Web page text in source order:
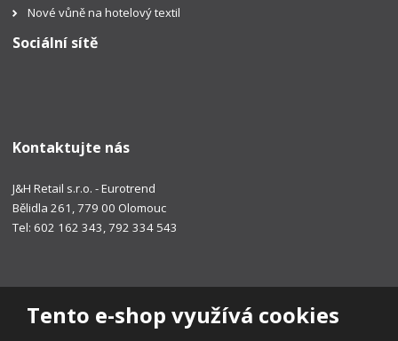
Tento e-shop využívá cookies
Nové vůně na hotelový textil
Sociální sítě
Kontaktujte nás
J&H Retail s.r.o. - Eurotrend
Bělidla 261, 779 00 Olomouc
Tel: 602 162 343, 792 334 543